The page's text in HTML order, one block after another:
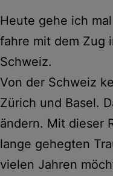
Heute gehe ich
fahre mit dem Zug
Schweiz.
Von der Schweiz
Zürich und Basel.
ändern. Mit dieser
lange gehegten
vielen Jahren